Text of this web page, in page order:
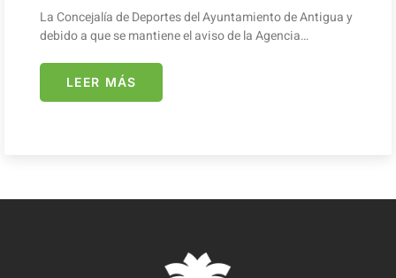
La Concejalía de Deportes del Ayuntamiento de Antigua y
debido a que se mantiene el aviso de la Agencia…
LEER MÁS